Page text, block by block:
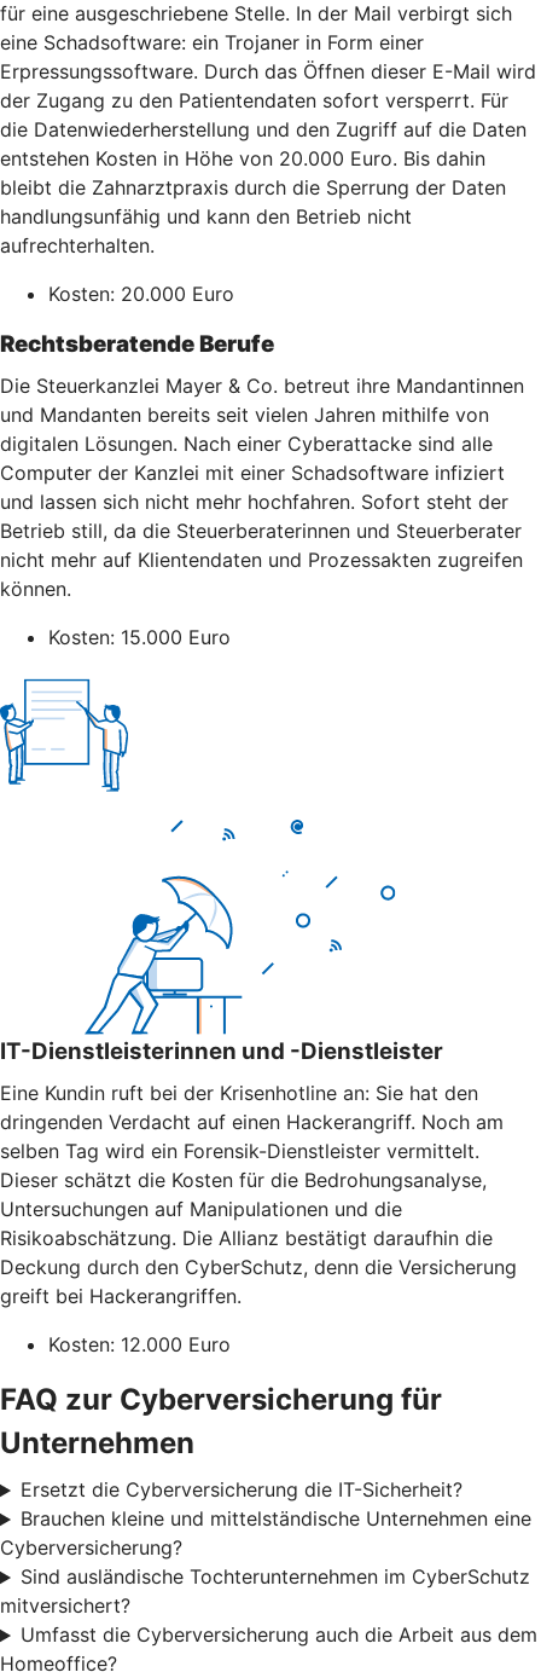
für eine ausgeschriebene Stelle. In der Mail verbirgt sich
eine Schadsoftware: ein Trojaner in Form einer
Erpressungssoftware. Durch das Öffnen dieser E-Mail wird
der Zugang zu den Patientendaten sofort versperrt. Für
die Datenwiederherstellung und den Zugriff auf die Daten
entstehen Kosten in Höhe von 20.000 Euro. Bis dahin
bleibt die Zahnarztpraxis durch die Sperrung der Daten
handlungsunfähig und kann den Betrieb nicht
aufrechterhalten.
Kosten: 20.000 Euro
Rechtsberatende Berufe
Die Steuerkanzlei Mayer & Co. betreut ihre Mandantinnen
und Mandanten bereits seit vielen Jahren mithilfe von
digitalen Lösungen. Nach einer Cyberattacke sind alle
Computer der Kanzlei mit einer Schadsoftware infiziert
und lassen sich nicht mehr hochfahren. Sofort steht der
Betrieb still, da die Steuerberaterinnen und Steuerberater
nicht mehr auf Klientendaten und Prozessakten zugreifen
können.
Kosten: 15.000 Euro
IT-Dienstleisterinnen und -Dienstleister
Eine Kundin ruft bei der Krisenhotline an: Sie hat den
dringenden Verdacht auf einen Hackerangriff. Noch am
selben Tag wird ein Forensik-Dienstleister vermittelt.
Dieser schätzt die Kosten für die Bedrohungsanalyse,
Untersuchungen auf Manipulationen und die
Risikoabschätzung. Die Allianz bestätigt daraufhin die
Deckung durch den CyberSchutz, denn die Versicherung
greift bei Hackerangriffen.
Kosten: 12.000 Euro
FAQ zur Cyberversicherung für
Unternehmen
Ersetzt die Cyberversicherung die IT-Sicherheit?
Brauchen kleine und mittelständische Unternehmen eine
Cyberversicherung?
Sind ausländische Tochterunternehmen im CyberSchutz
mitversichert?
Umfasst die Cyberversicherung auch die Arbeit aus dem
Homeoffice?